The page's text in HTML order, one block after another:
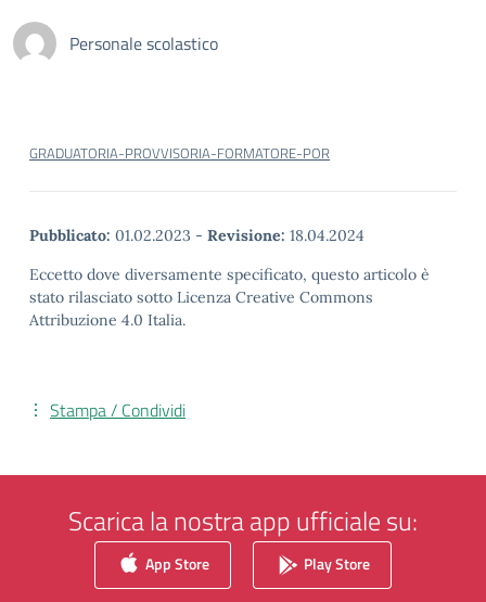
Personale scolastico
GRADUATORIA-PROVVISORIA-FORMATORE-POR
Pubblicato: 01.02.2023 - Revisione: 18.04.2024
Eccetto dove diversamente specificato, questo articolo è
stato rilasciato sotto Licenza Creative Commons
Attribuzione 4.0 Italia.
Stampa / Condividi
Scarica la nostra app ufficiale su:
App Store Play Store